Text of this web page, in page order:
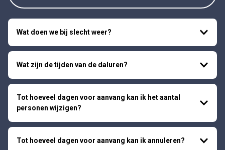
Wat doen we bij slecht weer?
Wat zijn de tijden van de daluren?
Tot hoeveel dagen voor aanvang kan ik het aantal
personen wijzigen?
Tot hoeveel dagen voor aanvang kan ik annuleren?